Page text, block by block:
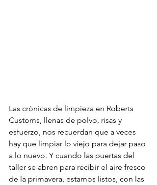
Las crónicas de limpieza en Roberts
Customs, llenas de polvo, risas y
esfuerzo, nos recuerdan que a veces
hay que limpiar lo viejo para dejar paso
a lo nuevo. Y cuando las puertas del
taller se abren para recibir el aire fresco
de la primavera, estamos listos, con las